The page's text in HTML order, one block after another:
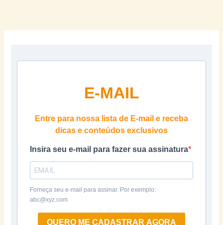
E-MAIL
Entre para nossa lista de E-mail e receba
dicas e conteúdos exclusivos
Insira seu e-mail para fazer sua assinatura
Forneça seu e-mail para assinar. Por exemplo:
abc@xyz.com
QUERO ME CADASTRAR AGORA